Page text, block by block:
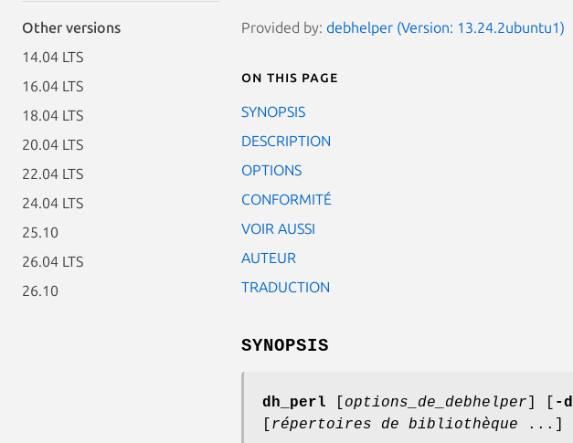
Other versions
14.04 LTS
16.04 LTS
18.04 LTS
20.04 LTS
22.04 LTS
24.04 LTS
25.10
26.04 LTS
26.10
Provided by: debhelper (Version: 13.24.2ubuntu1)
On this page
SYNOPSIS
DESCRIPTION
OPTIONS
CONFORMITÉ
VOIR AUSSI
AUTEUR
TRADUCTION
SYNOPSIS
dh_perl options_de_debhelper -d
répertoires de bibliothèque ...]